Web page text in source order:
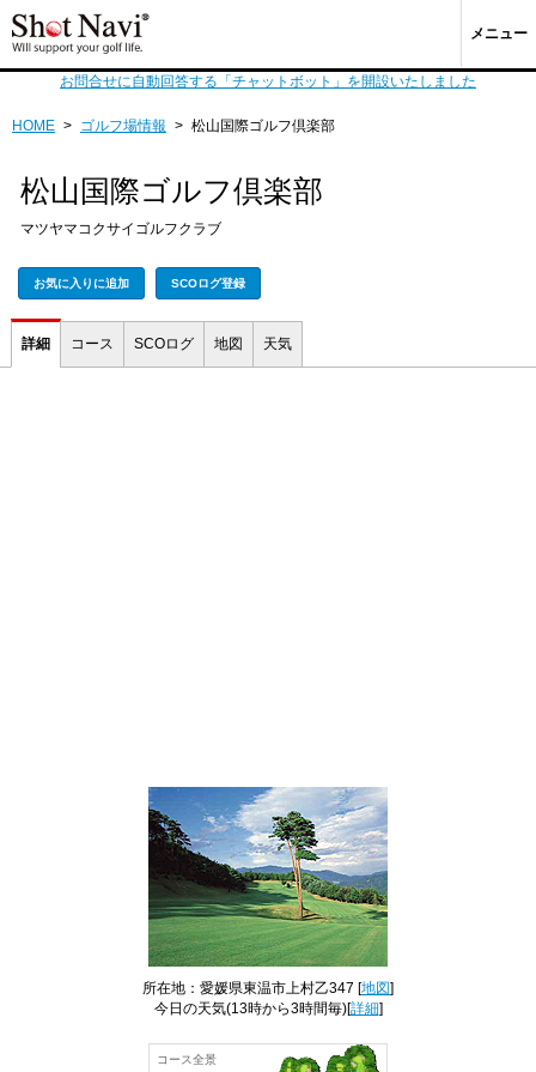
メニュー
お問合せに自動回答する「チャットボット」を開設いたしました
HOME > ゴルフ場情報 > 松山国際ゴルフ倶楽部
松山国際ゴルフ倶楽部
マツヤマコクサイゴルフクラブ
お気に入りに追加 SCOログ登録
詳細 コース SCOログ 地図 天気
所在地：愛媛県東温市上村乙347 [地図]
今日の天気(13時から3時間毎)[詳細]
コース全景